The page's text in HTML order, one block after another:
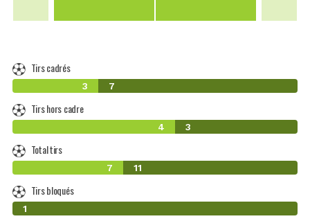
Tirs cadrés
3 7
Tirs hors cadre
4 3
Total tirs
7 11
Tirs bloqués
0
1